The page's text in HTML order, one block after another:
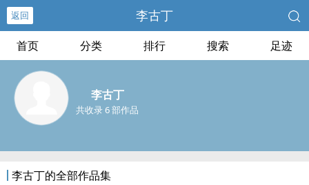
返回 李古丁
首页 分类 排行 搜索 足迹
李古丁
共收录 6 部作品
李古丁的全部作品集